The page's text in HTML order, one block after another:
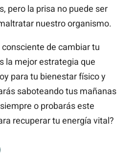
pero la prisa no puede ser
nuestro organismo.
de cambiar tu
la mejor estrategia que
para tu bienestar físico y
saboteando tus mañanas
o probarás este
recuperar tu energía vital?